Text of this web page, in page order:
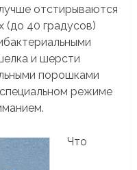
отстирываются
(до 40 градусов)
и шерсти
порошками
режиме
Что